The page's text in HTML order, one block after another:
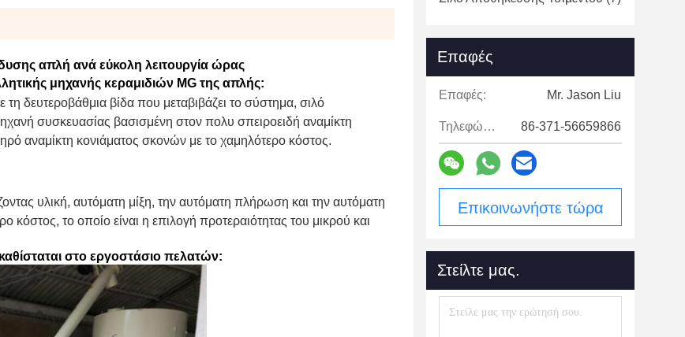
απλή ανά εύκολη λειτουργία ώρας
μηχανής κεραμιδιών MG της απλής:
δευτεροβάθμια βίδα που μεταβιβάζει το σύστημα, σιλό
συσκευασίας βασισμένη στον πολυ σπειροειδή αναμίκτη
αναμίκτη κονιάματος σκονών με το χαμηλότερο κόστος.
υλική, αυτόματη μίξη, την αυτόματη πλήρωση και την αυτόματη
το οποίο είναι η επιλογή προτεραιότητας του μικρού και
στο εργοστάσιο πελατών:
Επαφές
Επαφές: Mr. Jason Liu
Τηλεφώνημα: 86-371-56659866
Επικοινωνήστε τώρα
Στείλτε μας.